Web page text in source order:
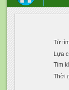
Từ
Lựa
Tìm
Thời